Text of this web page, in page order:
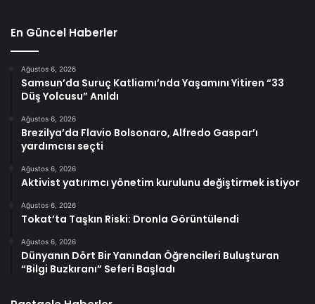
En Güncel Haberler
Ağustos 6, 2026
Samsun’da Suruç Katliamı’nda Yaşamını Yitiren “33
Düş Yolcusu” Anıldı
Ağustos 6, 2026
Brezilya’da Flavio Bolsonaro, Alfredo Gaspar’ı
yardımcısı seçti
Ağustos 6, 2026
Aktivist yatırımcı yönetim kurulunu değiştirmek istiyor
Ağustos 6, 2026
Tokat’ta Taşkın Riski: Dronla Görüntülendi
Ağustos 6, 2026
Dünyanın Dört Bir Yanından Öğrencileri Buluşturan
“Bilgi Buzkıranı” Seferi Başladı